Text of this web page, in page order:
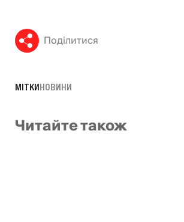
Поділитися
МІТКИНОВИНИ
Читайте також